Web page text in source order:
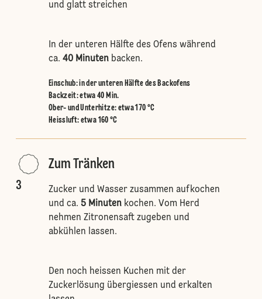
und glatt streichen
In der unteren Hälfte des Ofens während
ca. 40 Minutenbacken.
Einschub:in der unteren Hälfte des Backofens
Backzeit: etwa 40 Min.
Ober- und Unterhitze: etwa 170 °C
Heissluft: etwa 160 °C
3
Zum Tränken
Zucker und Wasser zusammen aufkochen
und ca. 5 Minutenkochen. Vom Herd
nehmen Zitronensaft zugeben und
abkühlen lassen.
Den noch heissen Kuchen mit der
Zuckerlösung übergiessen und erkalten